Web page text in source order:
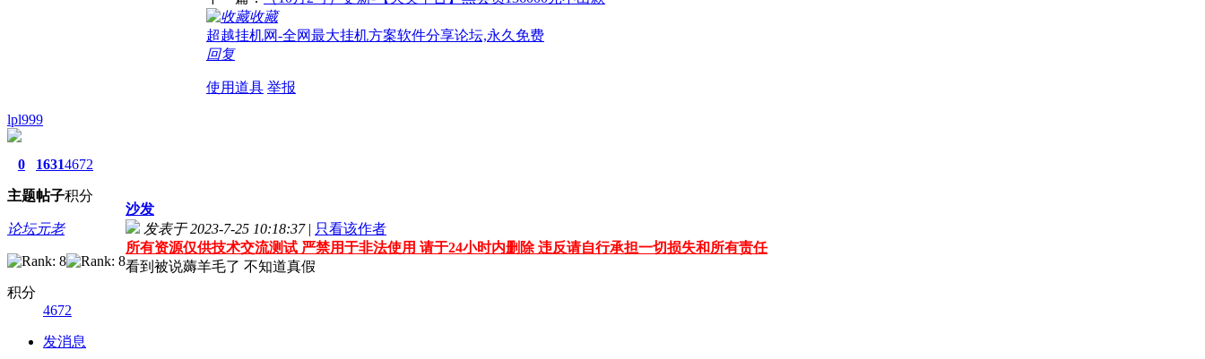
收藏
超越挂机网-全网最大挂机方案软件分享论坛,永久免费
回复
使用道具 举报
lpl999
0
主题
1631
帖子
4672
积分
论坛元老
积分
4672
发消息
沙发
发表于 2023-7-25 10:18:37 | 只看该作者
所有资源仅供技术交流测试 严禁用于非法使用 请于24小时内删除 违反请自行承担一切损失和所有责任
看到被说薅羊毛了 不知道真假